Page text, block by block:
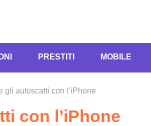
PRESTITI MOBILE
gli autoscatti con l’iPhone
con l’iPhone